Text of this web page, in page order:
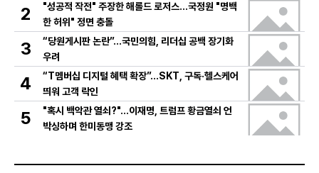
2
"성공적 작전" 주장한 해롤드 로저스…국정원 "명백
한 허위" 정면 충돌
3
“당원게시판 논란”…국민의힘, 리더십 공백 장기화
우려
4
“T멤버십 디지털 혜택 확장”…SKT, 구독·헬스케어
띄워 고객 락인
5
"혹시 백악관 열쇠?"…이재명, 트럼프 황금열쇠 언
박싱하며 한미동맹 강조